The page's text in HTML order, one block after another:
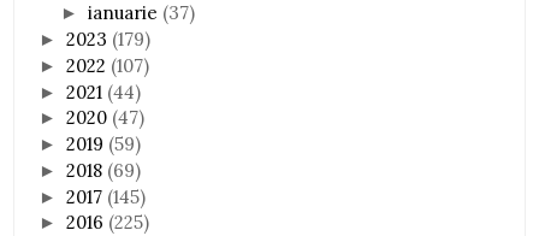
►ianuarie (37)
►2023 (179)
►2022 (107)
►2021 (44)
►2020 (47)
►2019 (59)
►2018 (69)
►2017 (145)
►2016 (225)